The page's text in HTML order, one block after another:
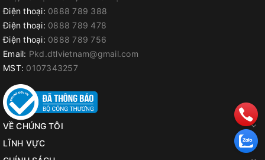
Điện thoại: 0888 789 388
Điện thoại: 0888 789 478
Điện thoại: 0888 789 756
Email: Pkd.dtlvietnam@gmail.com
MST: 0107343257
VỀ CHÚNG TÔI
LĨNH VỰC